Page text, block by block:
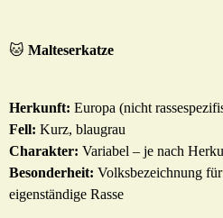
🐱 Malteserkatze
Herkunft: Europa (nicht
Fell: Kurz, blaugrau
Charakter: Variabel – je nach
Besonderheit: Volksbezeichnung
eigenständige Rasse